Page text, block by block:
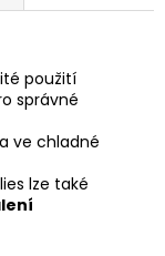
použití
správné
ve chladné
lze také